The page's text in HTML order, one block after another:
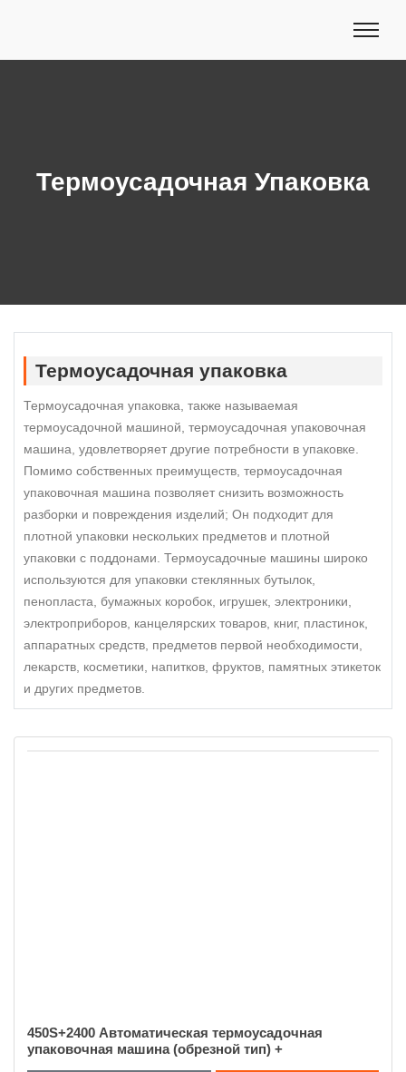
Термоусадочная Упаковка
Термоусадочная упаковка
Термоусадочная упаковка, также называемая
термоусадочной машиной, термоусадочная упаковочная
машина, удовлетворяет другие потребности в упаковке.
Помимо собственных преимуществ, термоусадочная
упаковочная машина позволяет снизить возможность
разборки и повреждения изделий; Он подходит для
плотной упаковки нескольких предметов и плотной
упаковки с поддонами. Термоусадочные машины широко
используются для упаковки стеклянных бутылок,
пенопласта, бумажных коробок, игрушек, электроники,
электроприборов, канцелярских товаров, книг, пластинок,
аппаратных средств, предметов первой необходимости,
лекарств, косметики, напитков, фруктов, памятных этикеток
и других предметов.
450S+2400 Автоматическая термоусадочная
упаковочная машина (обрезной тип) +